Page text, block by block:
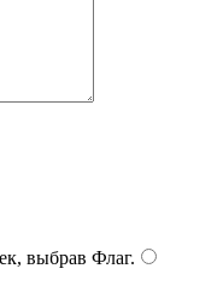
выбрав Флаг.